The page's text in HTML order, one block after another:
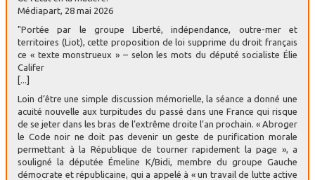
Médiapart, 28 mai 2026
"Portée par le groupe Liberté, indépendance, outre-mer et
territoires (Liot), cette proposition de loi supprime du droit français
ce « texte monstrueux » – selon les mots du député socialiste Élie
Califer
[...]
Loin d’être une simple discussion mémorielle, la séance a donné une
acuité nouvelle aux turpitudes du passé dans une France qui risque
de se jeter dans les bras de l’extrême droite l’an prochain. « Abroger
le Code noir ne doit pas devenir un geste de purification morale
permettant à la République de tourner rapidement la page », a
souligné la députée Émeline K/Bidi, membre du groupe Gauche
démocrate et républicaine, qui a appelé à « un travail de lutte active